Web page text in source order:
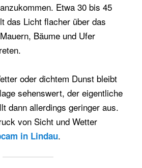
Etwa 30 bis 45
das Licht flacher über das
Bäume und Ufer
oder dichtem Dunst bleibt
sehenswert, der eigentliche
dann allerdings geringer aus.
von Sicht und Wetter
in Lindau.